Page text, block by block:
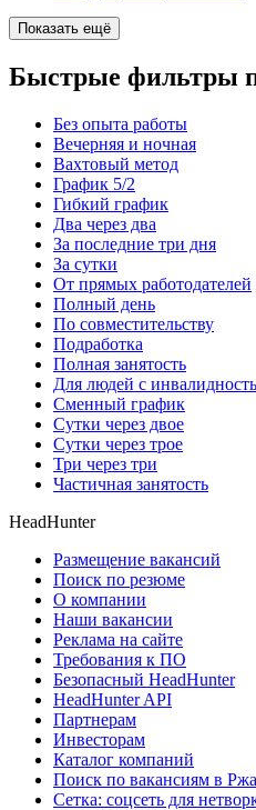
Показать ещё
Быстрые фильтры
Без опыта работы
Вечерняя и ночная
Вахтовый метод
График 5/2
Гибкий график
Два через два
За последние три дня
За сутки
От прямых работодателей
Полный день
По совместительству
Подработка
Полная занятость
Для людей с
Сменный график
Сутки через двое
Сутки через трое
Три через три
Частичная занятость
HeadHunter
Размещение вакансий
Поиск по резюме
О компании
Наши вакансии
Реклама на сайте
Требования к ПО
Безопасный HeadHunter
HeadHunter API
Партнерам
Инвесторам
Каталог компаний
Поиск по вакансиям в
Сетка: соцсеть для